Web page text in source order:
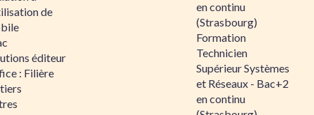
de
éditeur
: Filière
en continu
(Strasbourg)
Formation
Technicien
Supérieur Systèmes
et Réseaux - Bac+2
en continu